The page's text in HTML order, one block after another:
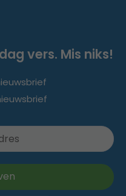
vers. Mis niks!